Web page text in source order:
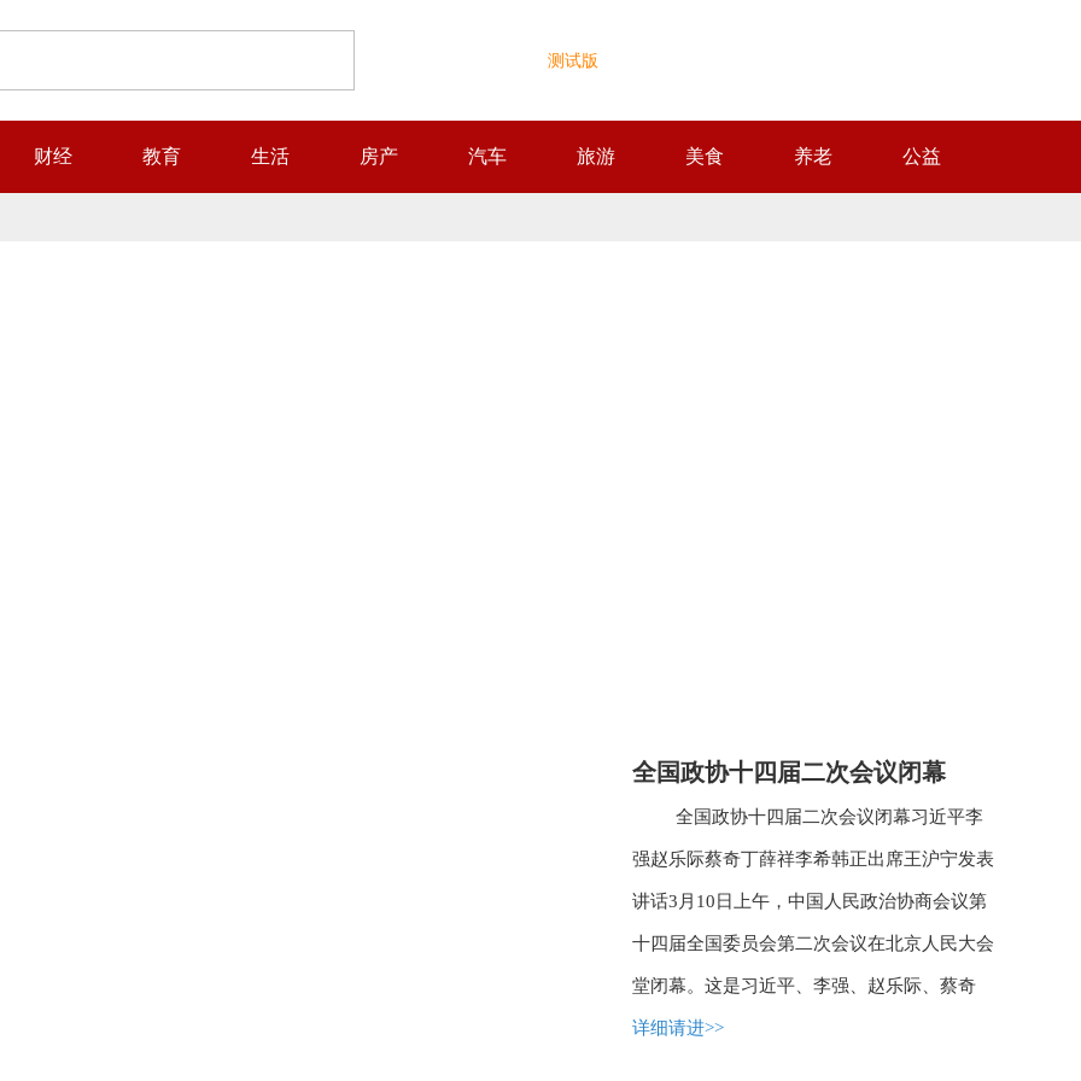
测试版
财经 教育 生活 房产 汽车 旅游 美食 养老 公益
全国政协十四届二次会议闭幕
全国政协十四届二次会议闭幕习近平李
强赵乐际蔡奇丁薛祥李希韩正出席王沪宁发表
讲话3月10日上午，中国人民政治协商会议第
十四届全国委员会第二次会议在北京人民大会
堂闭幕。这是习近平、李强、赵乐际、蔡奇
详细请进>>